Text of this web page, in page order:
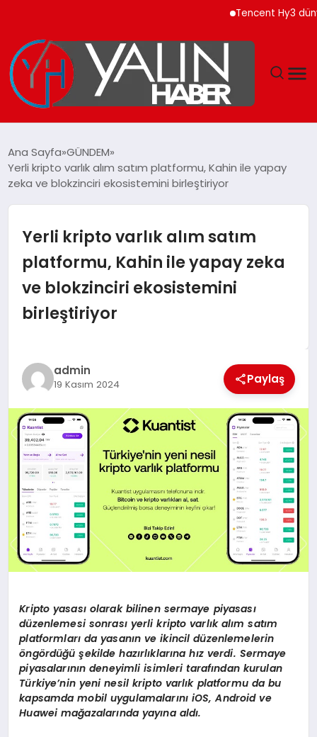
Tencent Hy3 dünya
SPOR
YAŞAM
TEKNOLOJİ
SAĞLIK
Ana Sayfa GÜNDEM
Yerli kripto varlık alım satım platformu, Kahin ile yapay
zeka ve blokzinciri ekosistemini birleştiriyor
Yerli kripto varlık alım satım
platformu, Kahin ile yapay zeka
ve blokzinciri ekosistemini
birleştiriyor
admin
19 Kasım 2024 Paylaş
Kripto yasası olarak bilinen sermaye piyasası
düzenlemesi sonrası yerli kripto varlık alım satım
platformları da yasanın ve ikincil düzenlemelerin
öngördüğü şekilde hazırlıklarına hız verdi. Sermaye
piyasalarının deneyimli isimleri tarafından kurulan
Türkiye’nin yeni nesil kripto varlık platformu da bu
kapsamda mobil uygulamalarını iOS, Android ve
Huawei mağazalarında yayına aldı.